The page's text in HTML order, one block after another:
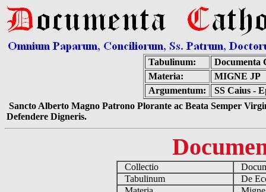
Tabulinum:
Documenta
Materia:
MIGNE JP
Argumentum:
SS Caius -
Sancto Alberto Magno Patrono Plorante ac Beata Semper
Defendere Digneris.
Collectio
Tabulinum
De